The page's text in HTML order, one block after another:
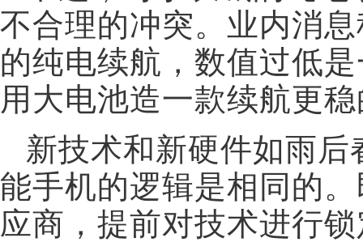
不合理的冲突。业内消
的纯电续航，数值过低
用大电池造一款续航更
新技术和新硬件如雨
能手机的逻辑是相同的
应商，提前对技术进行